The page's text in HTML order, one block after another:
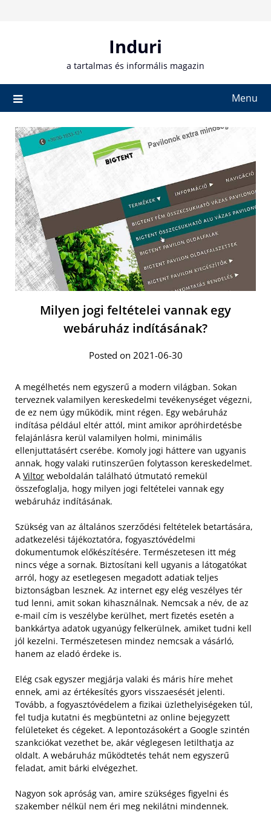
Induri
a tartalmas és informális magazin
Menu
Milyen jogi feltételei vannak egy
webáruház indításának?
Posted on 2021-06-30
A megélhetés nem egyszerű a modern világban. Sokan
terveznek valamilyen kereskedelmi tevékenységet végezni,
de ez nem úgy működik, mint régen. Egy webáruház
indítása például eltér attól, mint amikor apróhirdetésbe
felajánlásra kerül valamilyen holmi, minimális
ellenjuttatásért cserébe. Komoly jogi háttere van ugyanis
annak, hogy valaki rutinszerűen folytasson kereskedelmet.
A Viltor weboldalán található útmutató remekül
összefoglalja, hogy milyen jogi feltételei vannak egy
webáruház indításának.
Szükség van az általános szerződési feltételek betartására,
adatkezelési tájékoztatóra, fogyasztóvédelmi
dokumentumok előkészítésére. Természetesen itt még
nincs vége a sornak. Biztosítani kell ugyanis a látogatókat
arról, hogy az esetlegesen megadott adatiak teljes
biztonságban lesznek. Az internet egy elég veszélyes tér
tud lenni, amit sokan kihasználnak. Nemcsak a név, de az
e-mail cím is veszélybe kerülhet, mert fizetés esetén a
bankkártya adatok ugyanúgy felkerülnek, amiket tudni kell
jól kezelni. Természetesen mindez nemcsak a vásárló,
hanem az eladó érdeke is.
Elég csak egyszer megjárja valaki és máris híre mehet
ennek, ami az értékesítés gyors visszaesését jelenti.
Tovább, a fogyasztóvédelem a fizikai üzlethelyiségeken túl,
fel tudja kutatni és megbüntetni az online bejegyzett
felületeket és cégeket. A lepontozásokért a Google szintén
szankciókat vezethet be, akár véglegesen letilthatja az
oldalt. A webáruház működtetés tehát nem egyszerű
feladat, amit bárki elvégezhet.
Nagyon sok apróság van, amire szükséges figyelni és
szakember nélkül nem éri meg nekilátni mindennek.